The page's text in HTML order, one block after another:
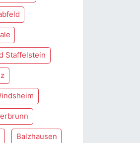
Staffelstein
Balzhausen